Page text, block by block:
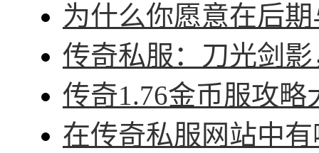
为什么你愿意在后
传奇私服：刀光剑
传奇1.76金币服攻
在传奇私服网站中